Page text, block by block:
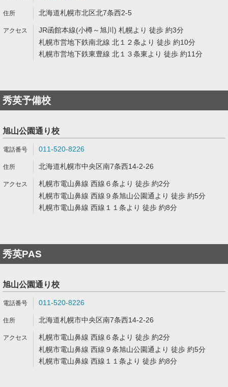
北海道札幌市北区北7条西2-5
JR函館本線(小樽～旭川) 札幌より 徒歩 約3分
札幌市営地下鉄南北線 北１２条より 徒歩 約10分
札幌市営地下鉄東豊線 北１３条東より 徒歩 約11分
秀英予備校
旭山公園通り校
011-520-8226
北海道札幌市中央区南7条西14-2-26
札幌市電山鼻線 西線６条より 徒歩 約2分
札幌市電山鼻線 西線９条旭山公園通より 徒歩 約5分
札幌市電山鼻線 西線１１条より 徒歩 約8分
秀英PAS
旭山公園通り校
011-520-8226
北海道札幌市中央区南7条西14-2-26
札幌市電山鼻線 西線６条より 徒歩 約2分
札幌市電山鼻線 西線９条旭山公園通より 徒歩 約5分
札幌市電山鼻線 西線１１条より 徒歩 約8分